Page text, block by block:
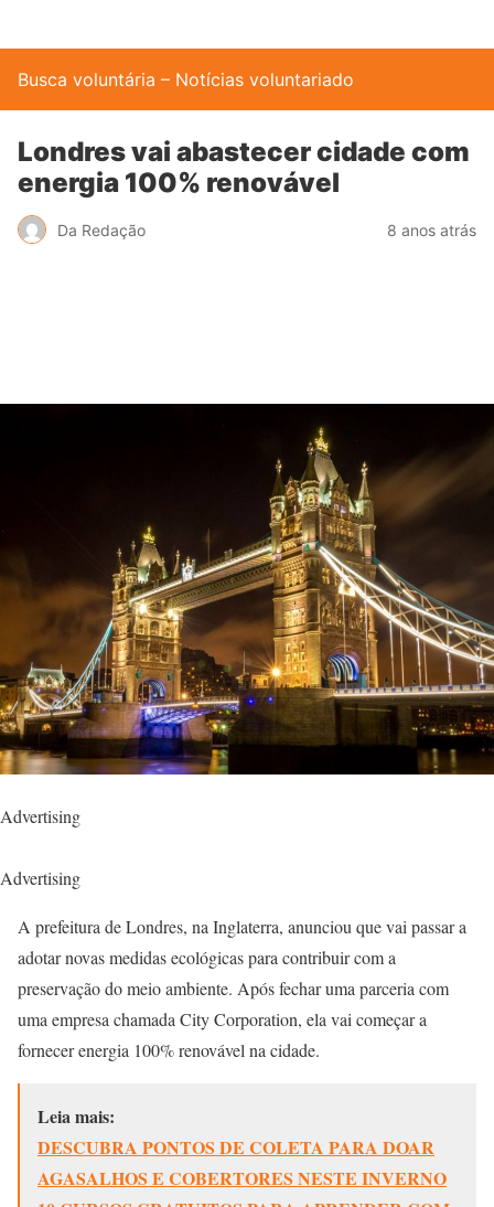
Busca voluntária – Notícias voluntariado
Londres vai abastecer cidade com
energia 100% renovável
Da Redação 8 anos atrás
Advertising
Advertising
A prefeitura de Londres, na Inglaterra, anunciou que vai passar a
adotar novas medidas ecológicas para contribuir com a
preservação do meio ambiente. Após fechar uma parceria com
uma empresa chamada City Corporation, ela vai começar a
fornecer energia 100% renovável na cidade.
Leia mais:
DESCUBRA PONTOS DE COLETA PARA DOAR
AGASALHOS E COBERTORES NESTE INVERNO